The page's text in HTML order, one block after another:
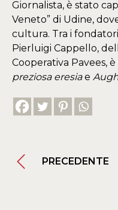
Giornalista, è stato
Veneto” di Udine,
cultura. Tra i
Pierluigi Cappello,
Cooperativa Pavees,
preziosa eresiae
PRECEDENTE